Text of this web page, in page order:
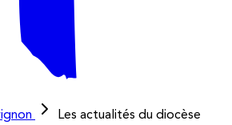
Les actualités du diocèse